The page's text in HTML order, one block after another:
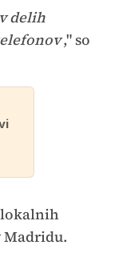
delih
," so
lokalnih
Madridu.